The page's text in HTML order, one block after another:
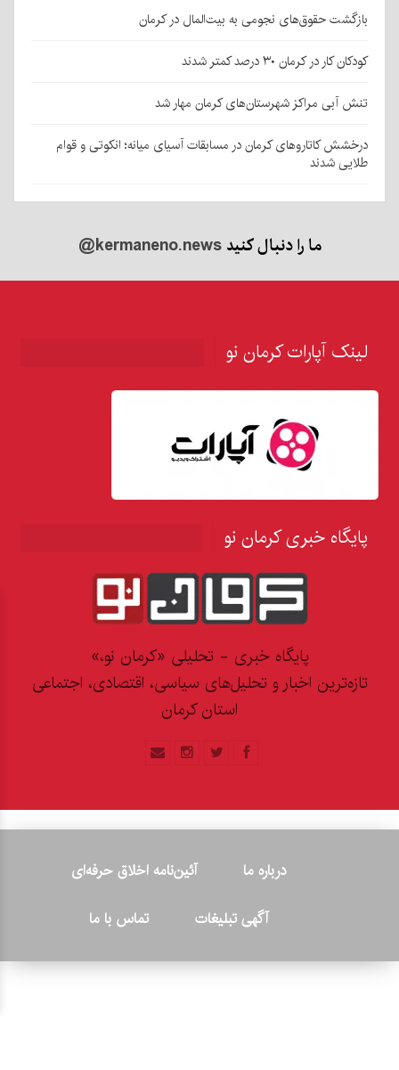
بازگشت حقوق‌های نجومی به بیت‌المال در کرمان
کودکان کار در کرمان ۳۰ درصد کمتر شدند
تنش آبی مراکز شهرستان‌های کرمان مهار شد
درخشش کاتاروهای کرمان در مسابقات آسیای میانه؛ انکوتی و قوام
طلایی شدند
ما را دنبال کنید@kermaneno.news
لینک آپارات کرمان نو
پایگاه خبری کرمان نو
پایگاه خبری - تحلیلی «کرمان نو،»
تازه‌ترین اخبار و تحلیل‌های سیاسی، اقتصادی، اجتماعی
استان کرمان
درباره ما
آئین‌نامه اخلاق حرفه‌ای
آگهی تبلیغات
تماس با ما